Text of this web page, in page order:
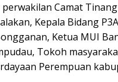
Camat
Kepala Bidang
Ketua MUI
Tokoh
Perempuan